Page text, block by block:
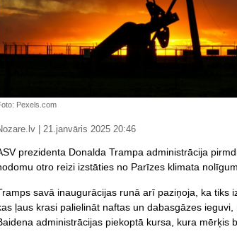
Pexels.com
| 21.janvāris 2025 20:46
prezidenta Donalda Trampa administrācija
otro reizi izstāties no Parīzes klimata
savā inaugurācijas runā arī paziņoja, ka tiks
ļaus krasi palielināt naftas un dabasgāzes
administrācijas piekoptā kursa, kura mērķis